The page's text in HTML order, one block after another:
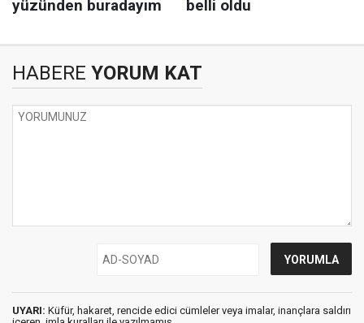
HABERE YORUM KAT
UYARI: Küfür, hakaret, rencide edici cümleler veya imalar, inançlara saldırı